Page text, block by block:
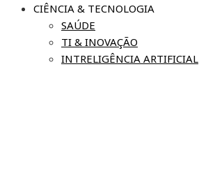
CIÊNCIA & TECNOLOGIA
SAÚDE
TI & INOVAÇÃO
INTRELIGÊNCIA ARTIFICIAL